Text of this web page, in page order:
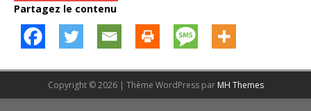
Partagez le contenu
Copyright © 2026 | Thème WordPress par MH Themes